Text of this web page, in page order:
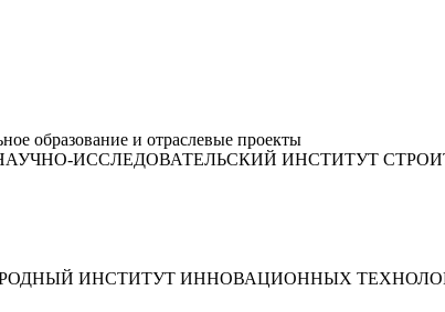
образование и отраслевые проекты
ИССЛЕДОВАТЕЛЬСКИЙ ИНСТИТУТ
ИНСТИТУТ ИННОВАЦИОННЫХ